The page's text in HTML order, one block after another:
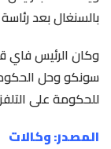
بالسنغال بعد
وكان الرئيس فاي
سونكو وحل
للحكومة على
المصدر: وكالات